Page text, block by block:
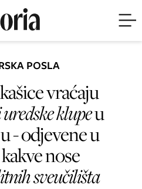
POSLA
vraćaju
klupeu
- odjevene u
nose
sveučilišta